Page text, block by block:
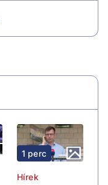
1 perc
Hírek